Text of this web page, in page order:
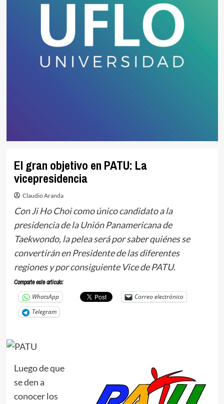
El gran objetivo en PATU: La
vicepresidencia
Claudio Aranda
Con Ji Ho Choi como único candidato a la
presidencia de la Unión Panamericana de
Taekwondo, la pelea será por saber quiénes se
convertirán en Presidente de las diferentes
regiones y por consiguiente Vice de PATU.
Comparte este articulo:
WhatsApp
Correo electrónico
Telegram
Luego de que
se den a
conocer los